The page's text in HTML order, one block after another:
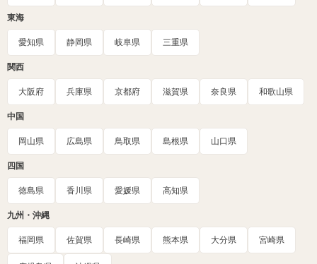
東海
愛知県 静岡県 岐阜県 三重県
関西
大阪府 兵庫県 京都府 滋賀県 奈良県 和歌山県
中国
岡山県 広島県 鳥取県 島根県 山口県
四国
徳島県 香川県 愛媛県 高知県
九州・沖縄
福岡県 佐賀県 長崎県 熊本県 大分県 宮崎県